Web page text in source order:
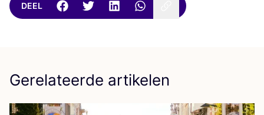
DEEL
Gerelateerde artikelen